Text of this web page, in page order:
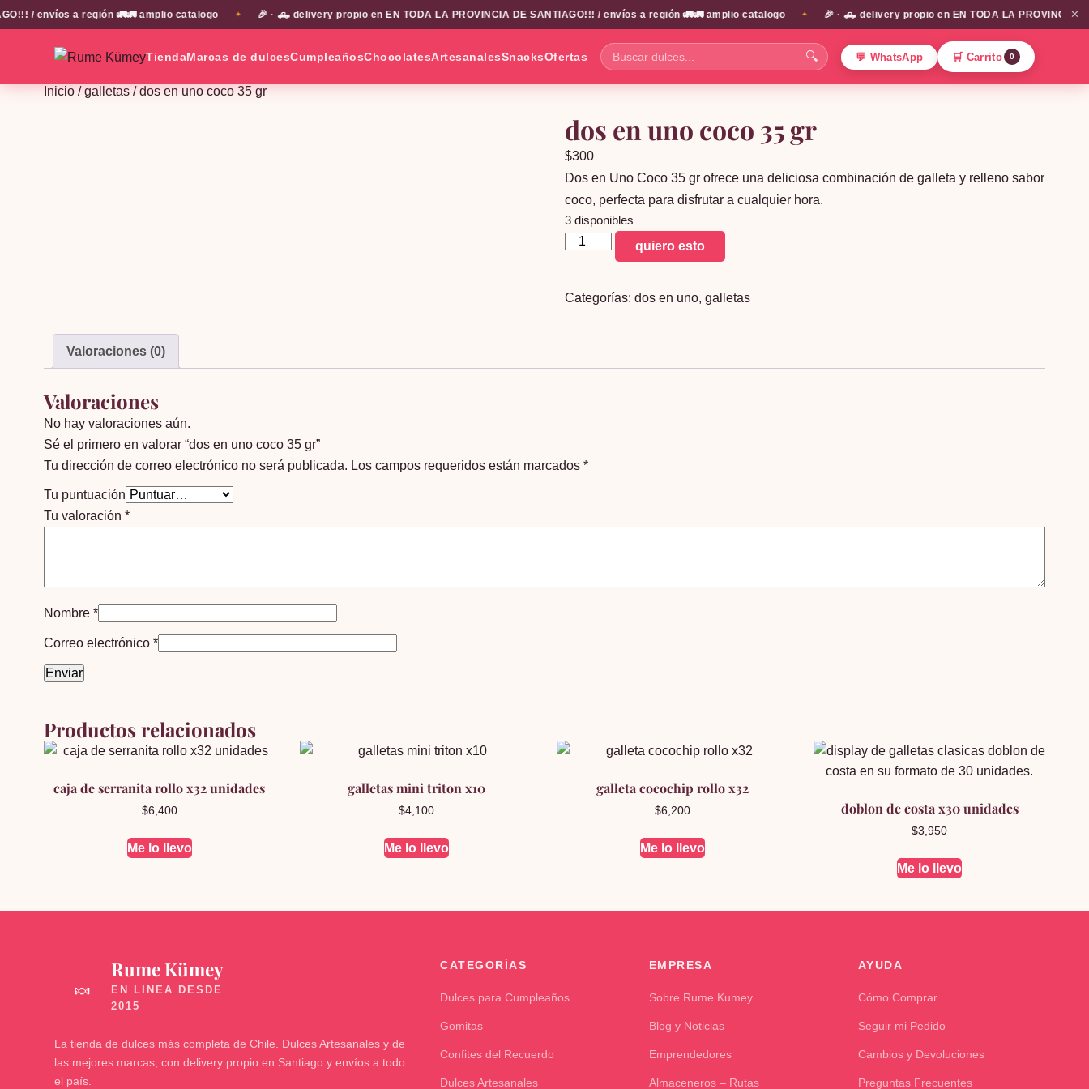
/ envíos a región 🚛🚛 amplio catalogo ✦ 🎉 · 🛻 delivery propio en EN TODA LA PROVINCIA DE SANTIAGO!!! / envíos a región 🚛🚛 amplio catalogo ✦ 🎉 · 🛻 delivery propio en EN TODA LA PROVINCIA DE✕
TiendaMarcas de dulcesCumpleañosChocolatesArtesanalesSnacksOfertas
Buscar
dulces...
🔍 💬 WhatsApp 🛒 Carrito 0
Inicio/galletas/ dos en uno coco 35 gr
dos en uno coco 35 gr
$300
Dos en Uno Coco 35 gr ofrece una deliciosa combinación de galleta y relleno sabor
coco, perfecta para disfrutar a cualquier hora.
3 disponibles
dos
coco
quiero esto
Categorías: dos en uno, galletas
Valoraciones (0)
Valoraciones
No hay valoraciones aún.
Sé el primero en valorar “dos en uno coco 35 gr”
Tu dirección de correo electrónico no será publicada. Los campos requeridos están marcados *
Tu puntuación
Tu valoración *
Nombre *
Correo electrónico *
Productos relacionados
caja de serranita rollo x32 unidades
$6,400
Me lo llevo
galletas mini triton x10
$4,100
Me lo llevo
galleta cocochip rollo x32
$6,200
Me lo llevo
doblon de costa x30 unidades
$3,950
Me lo llevo
🍬
Rume Kümey
La tienda de dulces más completa de Chile. Dulces Artesanales y de
las mejores marcas, con delivery propio en Santiago y envíos a todo
el país.
CATEGORÍAS
Dulces para Cumpleaños
Gomitas
Confites del Recuerdo
Dulces Artesanales
EMPRESA
Sobre Rume Kumey
Blog y Noticias
Emprendedores
Almaceneros – Rutas
AYUDA
Cómo Comprar
Seguir mi Pedido
Cambios y Devoluciones
Preguntas Frecuentes